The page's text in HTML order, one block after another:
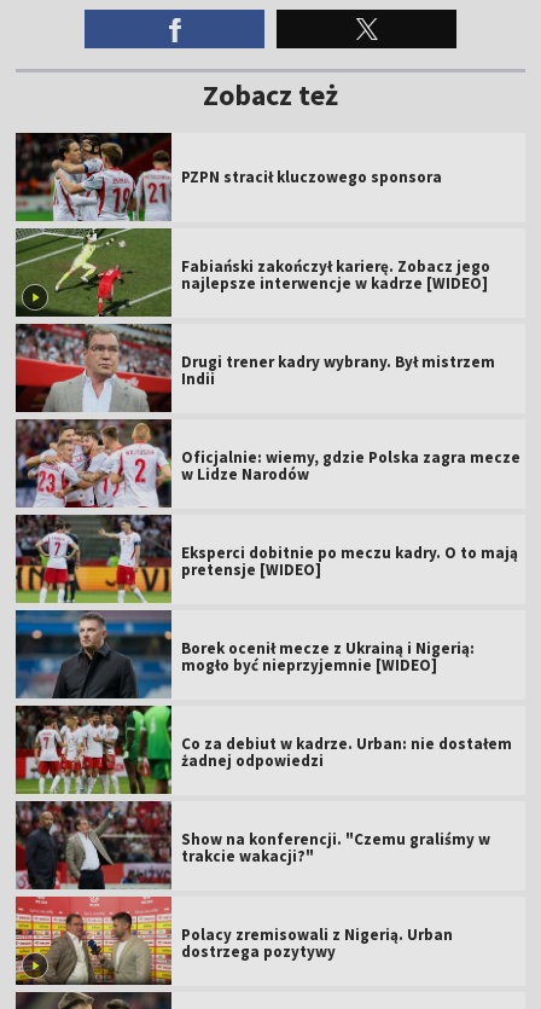
Zobacz też
PZPN stracił kluczowego sponsora
Fabiański zakończył karierę. Zobacz jego
najlepsze interwencje w kadrze [WIDEO]
Drugi trener kadry wybrany. Był mistrzem
Indii
Oficjalnie: wiemy, gdzie Polska zagra mecze
w Lidze Narodów
Eksperci dobitnie po meczu kadry. O to mają
pretensje [WIDEO]
Borek ocenił mecze z Ukrainą i Nigerią:
mogło być nieprzyjemnie [WIDEO]
Co za debiut w kadrze. Urban: nie dostałem
żadnej odpowiedzi
Show na konferencji. "Czemu graliśmy w
trakcie wakacji?"
Polacy zremisowali z Nigerią. Urban
dostrzega pozytywy